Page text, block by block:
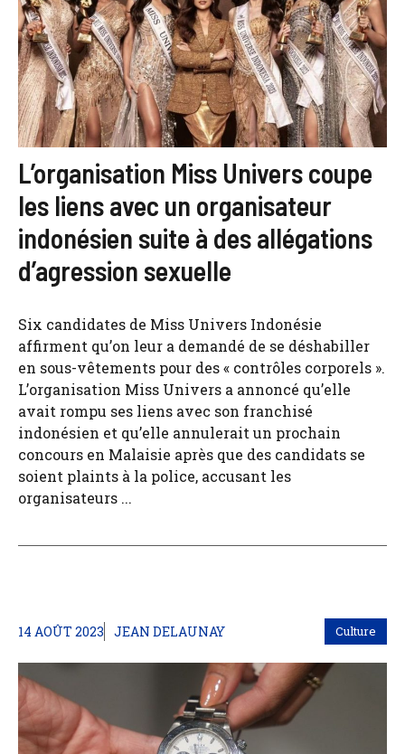
L’organisation Miss Univers coupe
les liens avec un organisateur
indonésien suite à des allégations
d’agression sexuelle
Six candidates de Miss Univers Indonésie
affirment qu’on leur a demandé de se déshabiller
en sous-vêtements pour des « contrôles corporels ».
L’organisation Miss Univers a annoncé qu’elle
avait rompu ses liens avec son franchisé
indonésien et qu’elle annulerait un prochain
concours en Malaisie après que des candidats se
soient plaints à la police, accusant les
organisateurs ...
14 AOÛT 2023 JEAN DELAUNAY Culture